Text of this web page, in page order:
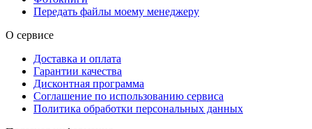
Передать файлы моему менеджеру
О сервисе
Доставка и оплата
Гарантии качества
Дисконтная программа
Соглашение по использованию сервиса
Политика обработки персональных данных